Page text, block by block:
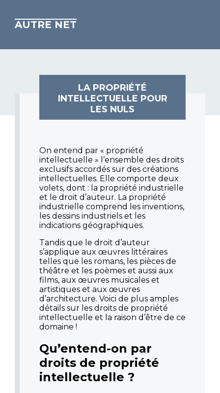
AUTRE NET
LA PROPRIÉTÉ
INTELLECTUELLE POUR
LES NULS
On entend par « propriété
intellectuelle » l’ensemble des droits
exclusifs accordés sur des créations
intellectuelles. Elle comporte deux
volets, dont : la propriété industrielle
et le droit d’auteur. La propriété
industrielle comprend les inventions,
les dessins industriels et les
indications géographiques.
Tandis que le droit d’auteur
s’applique aux œuvres littéraires
telles que les romans, les pièces de
théâtre et les poèmes et aussi aux
films, aux œuvres musicales et
artistiques et aux œuvres
d’architecture. Voici de plus amples
détails sur les droits de propriété
intellectuelle et la raison d’être de ce
domaine !
Qu’entend-on par
droits de propriété
intellectuelle ?